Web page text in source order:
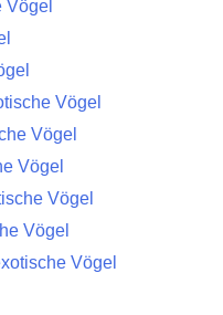
Vögel
Vögel
Vögel
Vögel
Vögel
Vögel
Vögel